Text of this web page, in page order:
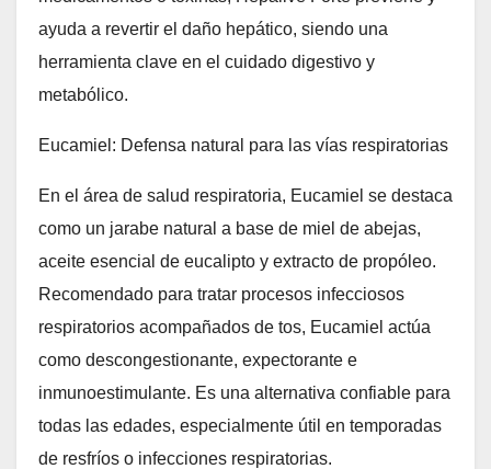
ayuda a revertir el daño hepático, siendo una
herramienta clave en el cuidado digestivo y
metabólico.
Eucamiel: Defensa natural para las vías respiratorias
En el área de salud respiratoria, Eucamiel se destaca
como un jarabe natural a base de miel de abejas,
aceite esencial de eucalipto y extracto de propóleo.
Recomendado para tratar procesos infecciosos
respiratorios acompañados de tos, Eucamiel actúa
como descongestionante, expectorante e
inmunoestimulante. Es una alternativa confiable para
todas las edades, especialmente útil en temporadas
de resfríos o infecciones respiratorias.